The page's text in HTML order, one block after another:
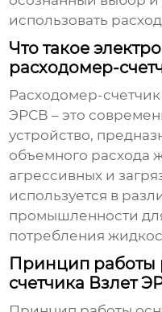
использовать
Что такое
расходомер-
Расходомер-
ЭРСВ – это
устройство,
объемного расхода
агрессивных и
используется в
промышленности
потребления
Принцип работы
счетчика Взлет